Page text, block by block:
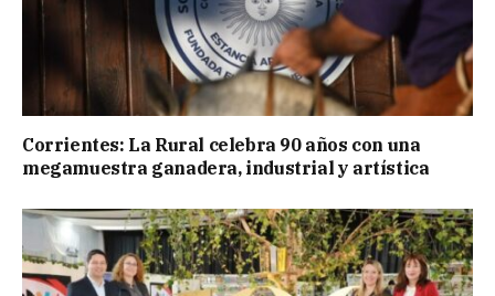
Corrientes: La Rural celebra 90 años con una
megamuestra ganadera, industrial y artística